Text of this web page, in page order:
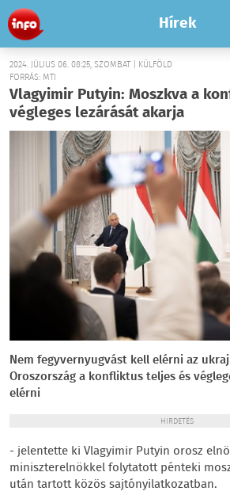
Hírek
2024. JÚLIUS 06. 08:25, SZOMBAT | KÜLFÖLD
FORRÁS: MTI
Vlagyimir Putyin: Moszkva a
végleges lezárását akarja
Nem fegyvernyugvást kell elérni az
Oroszország a konfliktus teljes és
elérni
HIRDETÉS
- jelentette ki Vlagyimir Putyin orosz
miniszterelnökkel folytatott pénteki
után tartott közös sajtónyilatkozatban.